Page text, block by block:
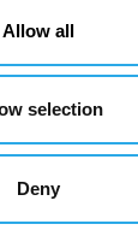
Allow all
selection
Deny
die